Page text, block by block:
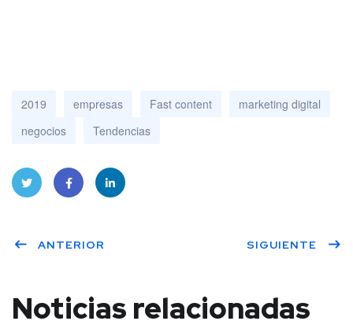
2019 empresas Fast content
marketing digital
negocios
Tendencias
er book dIn
ANTERIOR SIGUIENTE
Noticias relacionadas